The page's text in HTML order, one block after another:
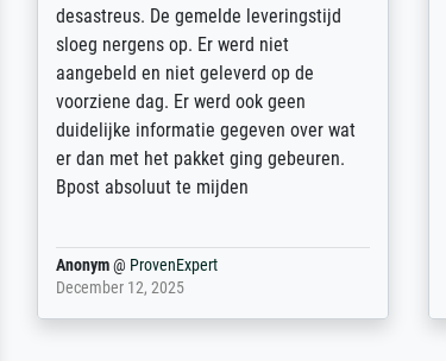
und des Rahmens! Unser Bild wurde
sehr sorgfältig und sicher verpackt, so
dass es unbeschadet bei uns ankam. Es
wird nicht unser letzter Meisterdruck
sein. Vielen Dank!
Reinhold,@ProvenExpert
April 22, 2026